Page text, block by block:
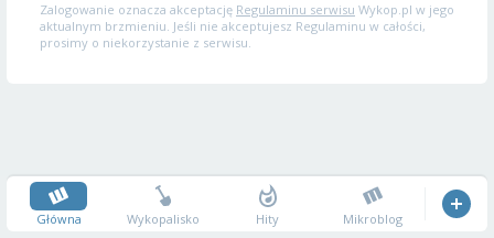
Zalogowanie oznacza akceptację Regulaminu serwisu Wykop.pl w jego
aktualnym brzmieniu. Jeśli nie akceptujesz Regulaminu w całości,
prosimy o niekorzystanie z serwisu.
Główna Wykopalisko Hity Mikroblog